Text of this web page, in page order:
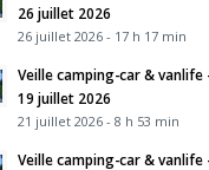
26 juillet 2026
26 juillet 2026 - 17 h 17 min
Veille camping-car & vanlife
19 juillet 2026
21 juillet 2026 - 8 h 53 min
Veille camping-car & vanlife